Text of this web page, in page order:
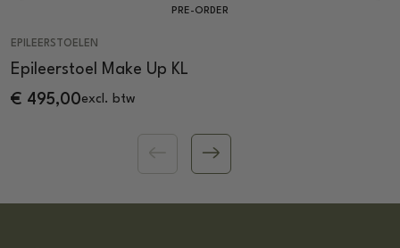
PRE-ORDER
EPILEERSTOELEN
Epileerstoel Make Up KL
€ 495,00excl. btw